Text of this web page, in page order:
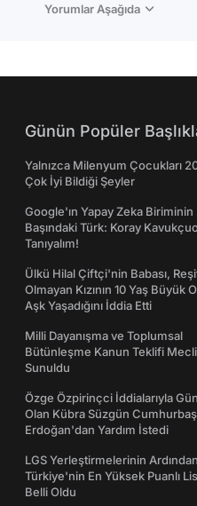
Yorumlar Aşağıda
Günün Popüler
Yalnızca Milenyum Çocukları
Çok İyi Bildiği Şeyler
Google'ın Yapay Zeka Biriminin
Başındaki Türk: Koray
Tanıyalım!
Ülkü Hilal Çiftçi'nin Babası,
Olmayan Kızının 10 Yaş Büyük
Aşk Yaşadığını İddia Etti
Milli Dayanışma ve Toplumsal
Bütünleşme Kanun Teklifi
Sunuldu
Özge Özpirinçci İddialarıyla
Olan Kübra Süzgün
Erdoğan'dan Yardım İstedi
LGS Yerleştirmelerinin Ardından
Türkiye'nin En Yüksek Puanlı
Belli Oldu